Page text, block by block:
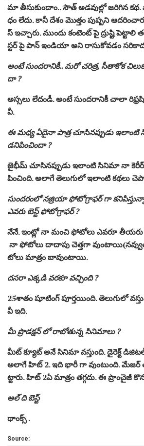
మా తీసుకుందాం.. సౌత్ అడవుల్లో జరిగిన కథ.
ధం లేదు. కానీ దేశం మొత్తం పుష్పని
స్ ఇచ్చారు. ముందు కంటెంట్ పై ద్రుష్టి
స్టర్ పై పాన్ ఇండియా అని రాసుకోవడం
అంటే సుందరానికీ.. మరో చరిత్ర, సీతాకోక
దా ?
అస్సలు లేదండీ. అంటే సుందరానికీ చాలా
వీ.
ఈ మధ్య ఏదైనా పాత్ర చూసినప్పుడు ఇలాంటి
డనిపించిందా ?
జైభీమ్ చూసినప్పుడు ఇలాంటి సినిమా నా
పించింది. అలాగే తెలుగులో ఇలాంటి కథలు
సుందరంలో నజ్రియా ఫోటోగ్రాఫర్ గా
ఎవరు బెస్ట్ ఫోటోగ్రాఫర్ ?
నేనే. ఇంట్లో నా మంచి ఫోటోలు ఎవరూ తీయరు
నా ఫోటోలు దాదాపు చెత్తగా
టోలు మాత్రం బావుంటాయి.
దసరా ఎక్కడి వరకూ వచ్చింది ?
25శాతం షూటింగ్ పూర్తయింది. తెలుగులో
వీ ఇది.
మీ ప్రొడక్షన్ లో రాబోతున్న సినిమాలు ?
మీట్ క్యూట్ అనే సినిమా వస్తుంది. డైరెక్ట్
అలాగే హిట్ 2. ఇది భారీ గా వుంటుంది.
ట్టారు. హిట్ 2ఏ మాత్రం తగ్గదు. ఈ ప్రాంచైజీ
అల్ ది బెస్ట్
థాంక్స్ .
Source: